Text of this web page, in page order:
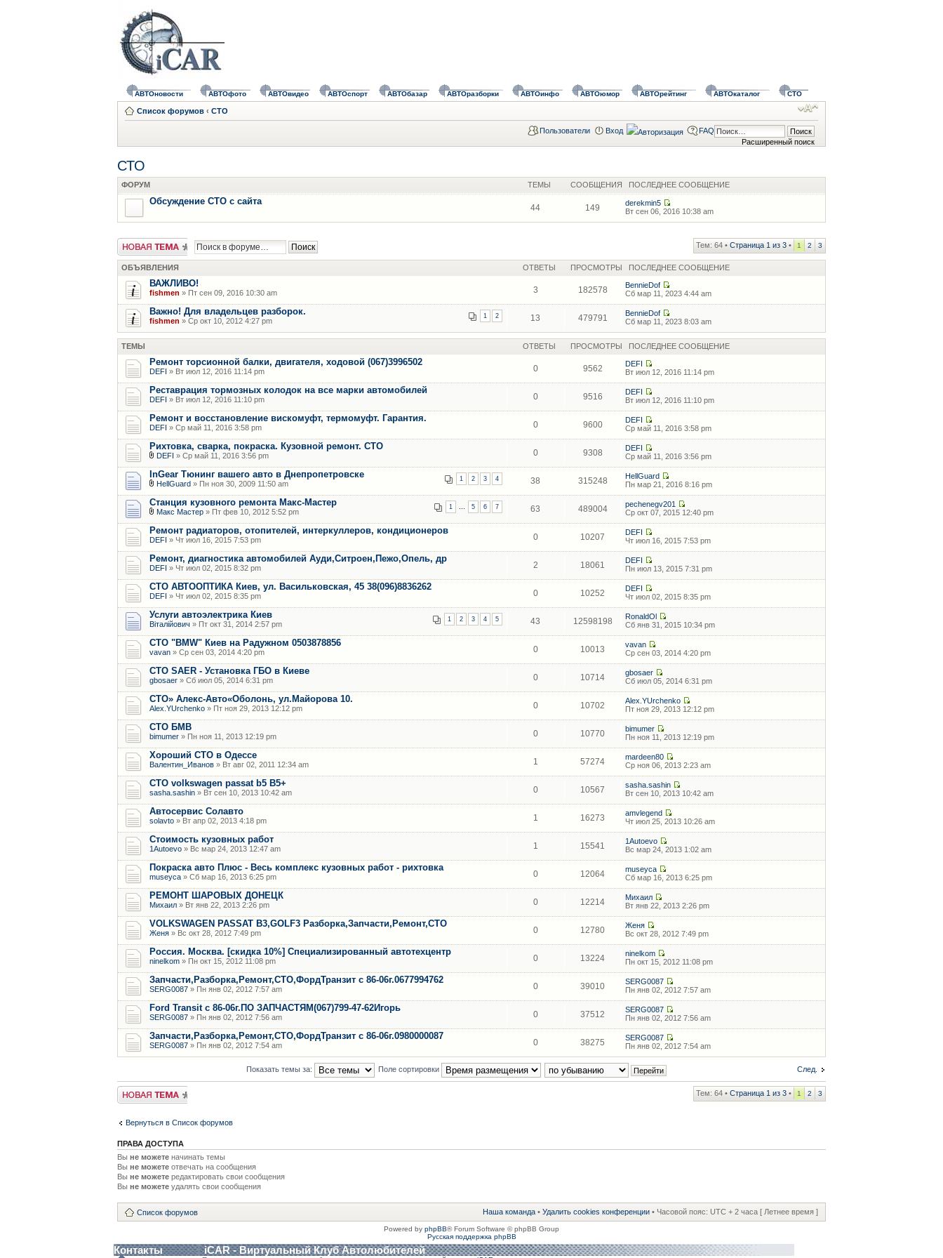
АВТОновости АВТОфото АВТОвидео АВТОспорт АВТОбазар АВТОразборки АВТОинфо АВТОюмор АВТОрейтинг АВТОкаталог СТО
Список форумов ‹ СТО
Расширенный поиск
Пользователи Вход FAQ
СТО
ФОРУМ ТЕМЫ СООБЩЕНИЯ ПОСЛЕДНЕЕ СООБЩЕНИЕ
Обсуждение СТО с сайта
44 149
derekmin5
Вт сен 06, 2016 10:38 am
Новая тема Тем: 64 • Страница 1 из 3 • 1 2 3
ОБЪЯВЛЕНИЯ ОТВЕТЫ ПРОСМОТРЫ ПОСЛЕДНЕЕ СООБЩЕНИЕ
ВАЖЛИВО!
fishmen » Пт сен 09, 2016 10:30 am 3 182578
BennieDof
Сб мар 11, 2023 4:44 am
Важно! Для владельцев разборок. 1 2
fishmen » Ср окт 10, 2012 4:27 pm 13 479791
BennieDof
Сб мар 11, 2023 8:03 am
ТЕМЫ ОТВЕТЫ ПРОСМОТРЫ ПОСЛЕДНЕЕ СООБЩЕНИЕ
Ремонт торсионной балки, двигателя, ходовой (067)3996502
DEFI » Вт июл 12, 2016 11:14 pm 0 9562
DEFI
Вт июл 12, 2016 11:14 pm
Реставрация тормозных колодок на все марки автомобилей
DEFI » Вт июл 12, 2016 11:10 pm 0 9516
DEFI
Вт июл 12, 2016 11:10 pm
Ремонт и восстановление вискомуфт, термомуфт. Гарантия.
DEFI » Ср май 11, 2016 3:58 pm 0 9600
DEFI
Ср май 11, 2016 3:58 pm
Рихтовка, сварка, покраска. Кузовной ремонт. СТО
DEFI » Ср май 11, 2016 3:56 pm 0 9308
DEFI
Ср май 11, 2016 3:56 pm
InGear Тюнинг вашего авто в Днепропетровске 1 2 3 4
HellGuard » Пн ноя 30, 2009 11:50 am 38 315248
HellGuard
Пн мар 21, 2016 8:16 pm
Станция кузовного ремонта Макс-Мастер 1 5 6 7
Макс Мастер » Пт фев 10, 2012 5:52 pm 63 489004
pechenegv201
Ср окт 07, 2015 12:40 pm
Ремонт радиаторов, отопителей, интеркуллеров, кондиционеров
DEFI » Чт июл 16, 2015 7:53 pm 0 10207
DEFI
Чт июл 16, 2015 7:53 pm
Ремонт, диагностика автомобилей Ауди,Ситроен,Пежо,Опель, др
DEFI » Чт июл 02, 2015 8:32 pm 2 18061
DEFI
Пн июл 13, 2015 7:31 pm
СТО АВТООПТИКА Киев, ул. Васильковская, 45 38(096)8836262
DEFI » Чт июл 02, 2015 8:35 pm 0 10252
DEFI
Чт июл 02, 2015 8:35 pm
Услуги автоэлектрика Киев 1 2 3 4 5
Віталійович » Пт окт 31, 2014 2:57 pm 43 12598198
RonaldOl
Сб янв 31, 2015 10:34 pm
СТО "BMW" Киев на Радужном 0503878856
vavan » Ср сен 03, 2014 4:20 pm 0 10013
vavan
Ср сен 03, 2014 4:20 pm
СТО SAER - Установка ГБО в Киеве
gbosaer » Сб июл 05, 2014 6:31 pm 0 10714
gbosaer
Сб июл 05, 2014 6:31 pm
СТО» Алекс-Авто«Оболонь, ул.Майорова 10.
Alex.YUrchenko » Пт ноя 29, 2013 12:12 pm 0 10702
Alex.YUrchenko
Пт ноя 29, 2013 12:12 pm
CТО БМВ
bimumer » Пн ноя 11, 2013 12:19 pm 0 10770
bimumer
Пн ноя 11, 2013 12:19 pm
Хороший СТО в Одессе
Валентин_Иванов » Вт авг 02, 2011 12:34 am 1 57274
mardeen80
Ср ноя 06, 2013 2:23 am
СТО volkswagen passat b5 B5+
sasha.sashin » Вт сен 10, 2013 10:42 am 0 10567
sasha.sashin
Вт сен 10, 2013 10:42 am
Автосервис Солавто
solavto » Вт апр 02, 2013 4:18 pm 1 16273
amvlegend
Чт июл 25, 2013 10:26 am
Стоимость кузовных работ
1Autoevo » Вс мар 24, 2013 12:47 am 1 15541
1Autoevo
Вс мар 24, 2013 1:02 am
Покраска авто Плюс - Весь комплекс кузовных работ - рихтовка
museyca » Сб мар 16, 2013 6:25 pm 0 12064
museyca
Сб мар 16, 2013 6:25 pm
РЕМОНТ ШАРОВЫХ ДОНЕЦК
Михаил » Вт янв 22, 2013 2:26 pm 0 12214
Михаил
Вт янв 22, 2013 2:26 pm
VOLKSWAGEN PASSAT B3,GOLF3 Разборка,Запчасти,Ремонт,СТО
Женя » Вс окт 28, 2012 7:49 pm 0 12780
Женя
Вс окт 28, 2012 7:49 pm
Россия. Москва. [скидка 10%] Специализированный автотехцентр
ninelkom » Пн окт 15, 2012 11:08 pm 0 13224
ninelkom
Пн окт 15, 2012 11:08 pm
Запчасти,Разборка,Ремонт,СТО,ФордТранзит с 86-06г.0677994762
SERG0087 » Пн янв 02, 2012 7:57 am 0 39010
SERG0087
Пн янв 02, 2012 7:57 am
Ford Transit с 86-06г.ПО ЗАПЧАСТЯМ(067)799-47-62Игорь
SERG0087 » Пн янв 02, 2012 7:56 am 0 37512
SERG0087
Пн янв 02, 2012 7:56 am
Запчасти,Разборка,Ремонт,СТО,ФордТранзит с 86-06г.0980000087
SERG0087 » Пн янв 02, 2012 7:54 am 0 38275
SERG0087
Пн янв 02, 2012 7:54 am
След.
Показать темы за: Поле сортировки
Новая тема Тем: 64 • Страница 1 из 3 • 1 2 3
Вернуться в Список форумов
ПРАВА ДОСТУПА
Вы не можете начинать темы
Вы не можете отвечать на сообщения
Вы не можете редактировать свои сообщения
Вы не можете удалять свои сообщения
Список форумов Наша команда • Удалить cookies конференции • Часовой пояс: UTC + 2 часа [ Летнее время ]
Powered by phpBB® Forum Software © phpBB Group
Русская поддержка phpBB
Контакты iCAR - Виртуальный Клуб Автолюбителей